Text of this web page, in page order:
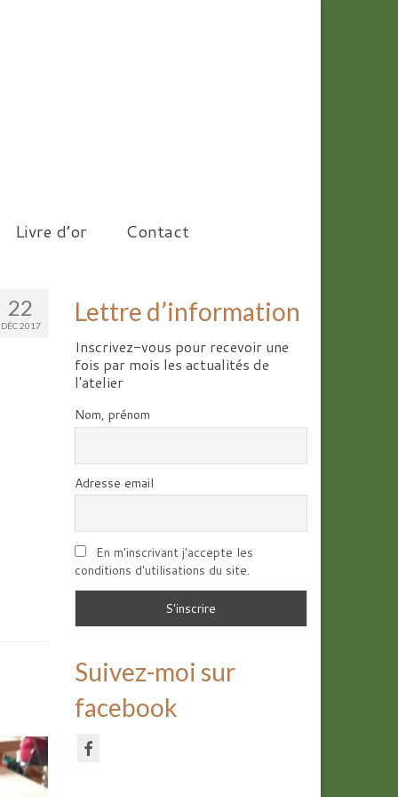
Livre d’or Contact
22
DÉC 2017 Lettre d’information
Inscrivez-vous pour recevoir une
fois par mois les actualités de
l'atelier
Nom, prénom
Adresse email
En m'inscrivant j'accepte les
conditions d'utilisations du site.
Suivez-moi sur
facebook